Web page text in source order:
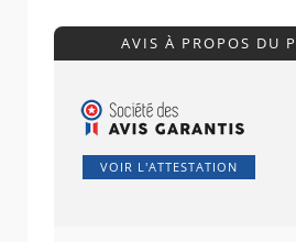
AVIS À PROPOS DU
VOIR L'ATTESTATION